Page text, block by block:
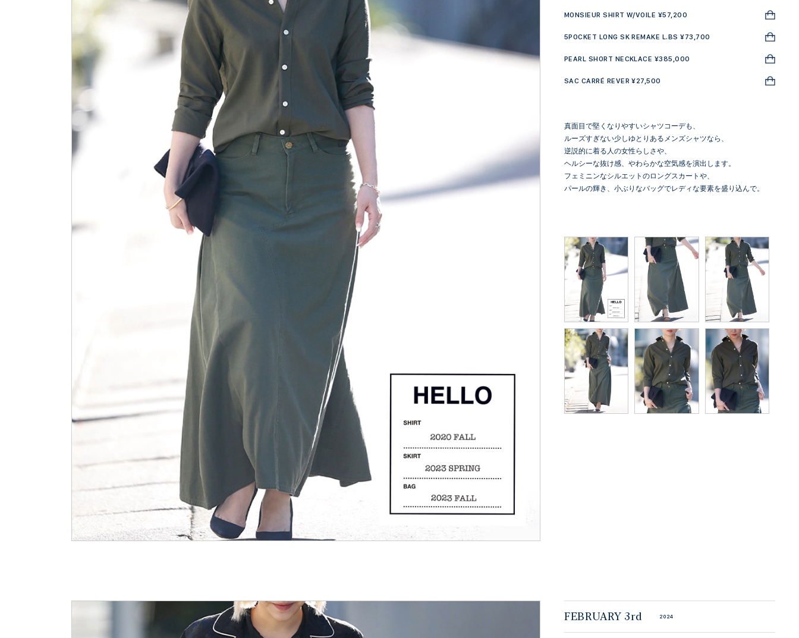
MONSIEUR SHIRT W/VOILE ¥57,200
5POCKET LONG SK REMAKE L.BS ¥73,700
PEARL SHORT NECKLACE ¥385,000
SAC CARRÉ REVER ¥27,500
真面目で堅くなりやすいシャツコーデも、
ルーズすぎない少しゆとりあるメンズシャツなら、
逆説的に着る人の女性らしさや、
ヘルシーな抜け感、やわらかな空気感を演出します。
フェミニンなシルエットのロングスカートや、
パールの輝き、小ぶりなバッグでレディな要素を盛り込んで。
FEBRUARY 3rd 2024